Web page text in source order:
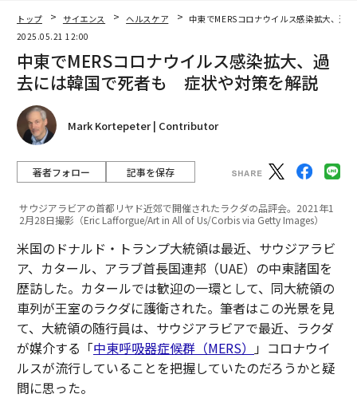
トップ サイエンス ヘルスケア
中東でMERSコロナウイルス感染拡大、過
2025.05.21 12:00
中東でMERSコロナウイルス感染拡大、過
去には韓国で死者も 症状や対策を解説
Mark Kortepeter | Contributor
著者フォロー 記事を保存
サウジアラビアの首都リヤド近郊で開催されたラクダの品評会。2021年1
2月28日撮影（Eric Lafforgue/Art in All of Us/Corbis via Getty Images）
米国のドナルド・トランプ大統領は最近、サウジアラビ
ア、カタール、アラブ首長国連邦（UAE）の中東諸国を
歴訪した。カタールでは歓迎の一環として、同大統領の
車列が王室のラクダに護衛された。筆者はこの光景を見
て、大統領の随行員は、サウジアラビアで最近、ラクダ
が媒介する「中東呼吸器症候群（MERS） 」コロナウイ
ルスが流行していることを把握していたのだろうかと疑
問に思った。